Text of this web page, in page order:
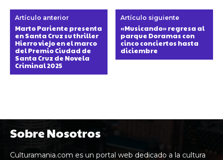
Artículo anterior
Marto Pariente presenta
en Santa Cruz su thriller
Hierro viejo en el marco
del Premio Ciudad de
Santa Cruz de Novela
Criminal 2025
Artículo siguiente
«Musicando» regresa al
parque Doramas con
cinco conciertos hasta
diciembre
Sobre Nosotros
Culturamania.com es un portal web dedicado a la cultura